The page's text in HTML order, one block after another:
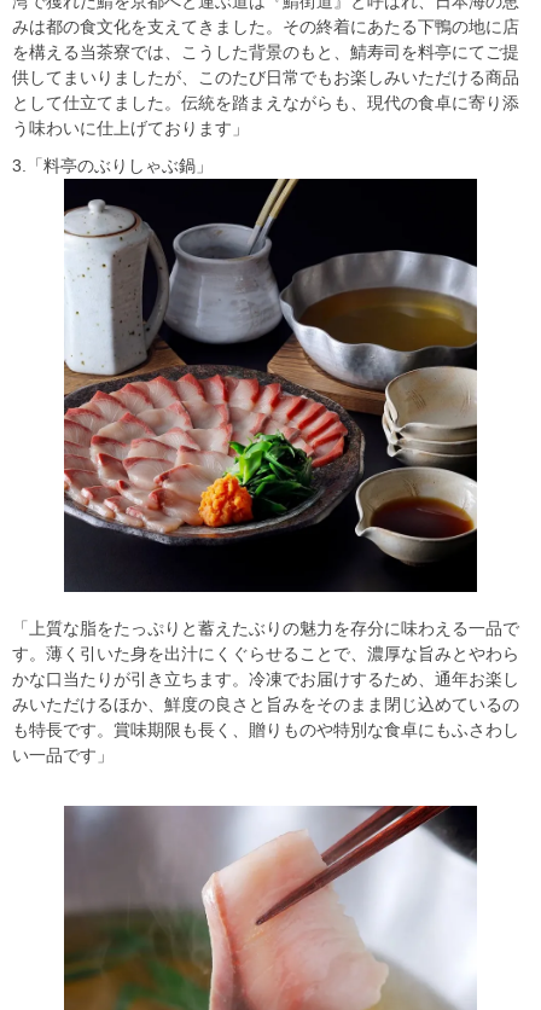
みは都の食文化を支えてきました。その終着にあたる下鴨の地に店
を構える当茶寮では、こうした背景のもと、鯖寿司を料亭にてご提
供してまいりましたが、このたび日常でもお楽しみいただける商品
として仕立てました。伝統を踏まえながらも、現代の食卓に寄り添
う味わいに仕上げております」
3.「料亭のぶりしゃぶ鍋」
「上質な脂をたっぷりと蓄えたぶりの魅力を存分に味わえる一品で
す。薄く引いた身を出汁にくぐらせることで、濃厚な旨みとやわら
かな口当たりが引き立ちます。冷凍でお届けするため、通年お楽し
みいただけるほか、鮮度の良さと旨みをそのまま閉じ込めているの
も特長です。賞味期限も長く、贈りものや特別な食卓にもふさわし
い一品です」